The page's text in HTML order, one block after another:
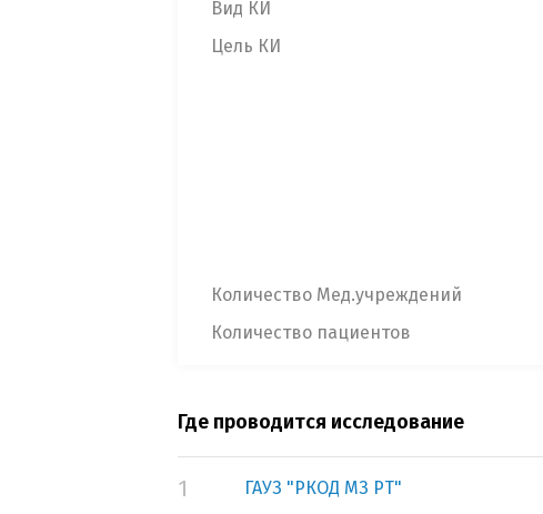
Вид КИ
Цель КИ
Количество Мед.учреждений
Количество пациентов
Где проводится исследование
1
ГАУЗ "РКОД МЗ РТ"